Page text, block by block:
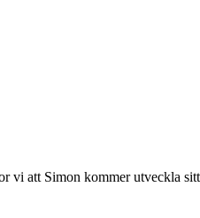
vi att Simon kommer utveckla